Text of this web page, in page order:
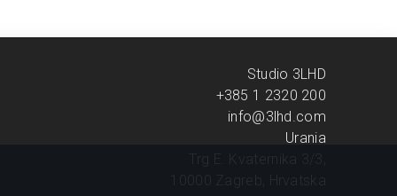
Studio 3LHD
+385 1 2320 200
info@3lhd.com
Urania